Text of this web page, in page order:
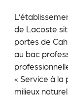
de Lacoste
portes de
au bac
« Service à la
milieux